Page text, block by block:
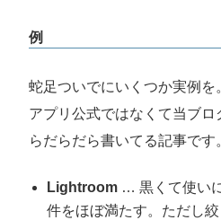
例
蛇足ついでにいくつか実例
アプリ公式ではなくて当ブ
らだらだら書いてる記事です
Lightroom … 黒くて使い
件をほぼ満たす。ただし